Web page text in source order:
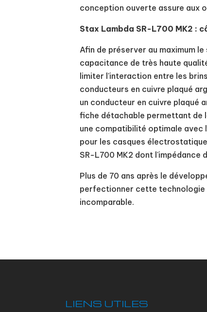
conception ouverte assure aux
Stax Lambda SR-L700 MK2 :
Afin de préserver au maximum
capacitance de très haute
limiter l'interaction entre les
conducteurs en cuivre plaqué
un conducteur en cuivre plaqué
fiche détachable permettant de
une compatibilité optimale avec
pour les casques
SR-L700 MK2 dont
Plus de 70 ans après le
perfectionner cette technologie
incomparable.
LIENS UTILES